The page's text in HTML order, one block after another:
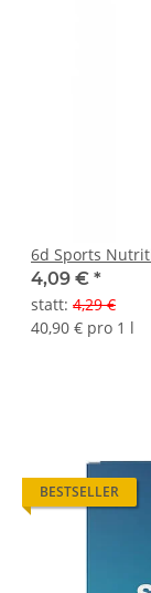
6d Sports
4,09 € *
statt: 4,29 €
40,90 € pro 1 l
BESTSELLER